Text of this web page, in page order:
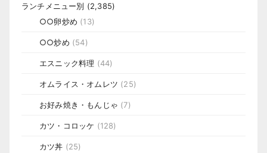
ランチメニュー別 (2,385)
○○卵炒め (13)
○○炒め (54)
エスニック料理 (44)
オムライス・オムレツ (25)
お好み焼き・もんじゃ (7)
カツ・コロッケ (128)
カツ丼 (25)